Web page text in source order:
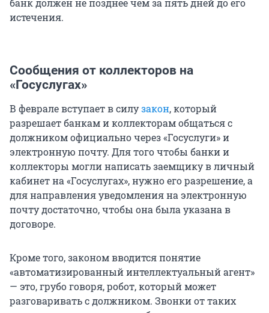
банк должен не позднее чем за пять дней до его
истечения.
Сообщения от коллекторов на
«Госуслугах»
В феврале вступает в силузакон, который
разрешает банкам и коллекторам общаться с
должником официально через «Госуслуги» и
электронную почту. Для того чтобы банки и
коллекторы могли написать заемщику в личный
кабинет на «Госуслугах», нужно его разрешение, а
для направления уведомления на электронную
почту достаточно, чтобы она была указана в
договоре.
Кроме того, законом вводится понятие
«автоматизированный интеллектуальный агент»
— это, грубо говоря, робот, который может
разговаривать с должником. Звонки от таких